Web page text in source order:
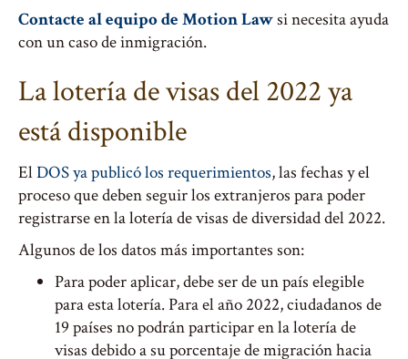
Contacte al equipo de Motion Lawsi necesita ayuda
con un caso de inmigración.
La lotería de visas del 2022 ya
está disponible
ElDOS ya publicó los requerimientos, las fechas y el
proceso que deben seguir los extranjeros para poder
registrarse en la lotería de visas de diversidad del 2022.
Algunos de los datos más importantes son:
Para poder aplicar, debe ser de un país elegible
para esta lotería. Para el año 2022, ciudadanos de
19 países no podrán participar en la lotería de
visas debido a su porcentaje de migración hacia